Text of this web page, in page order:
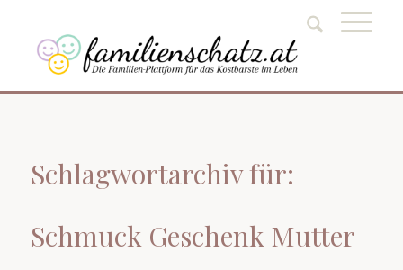
Schlagwortarchiv für:
Schmuck Geschenk Mutter